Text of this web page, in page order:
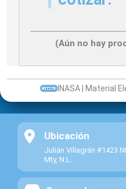
(Aún no hay
INASA | Material
Ubicación
Julián Villagrán #1423
Mty, N.L.